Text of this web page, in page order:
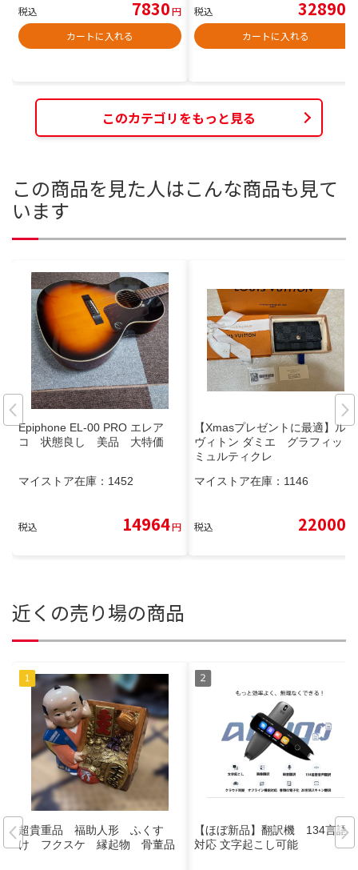
税込 7830円
カートに入れる
税込 32890
カートに入れる
このカテゴリをもっと見る
この商品を見た人はこんな商品も見て
います
Epiphone EL-00 PRO エレア
コ 状態良し 美品 大特価
マイストア在庫： 1452
税込 14964円
【Xmasプレゼントに最適】ルイ
ヴィトン ダミエ グラフィット
ミュルティクレ
マイストア在庫： 1146
税込 22000
近くの売り場の商品
超貴重品 福助人形 ふくす
け フクスケ 縁起物 骨董品
【ほぼ新品】翻訳機 134言語
対応 文字起こし可能